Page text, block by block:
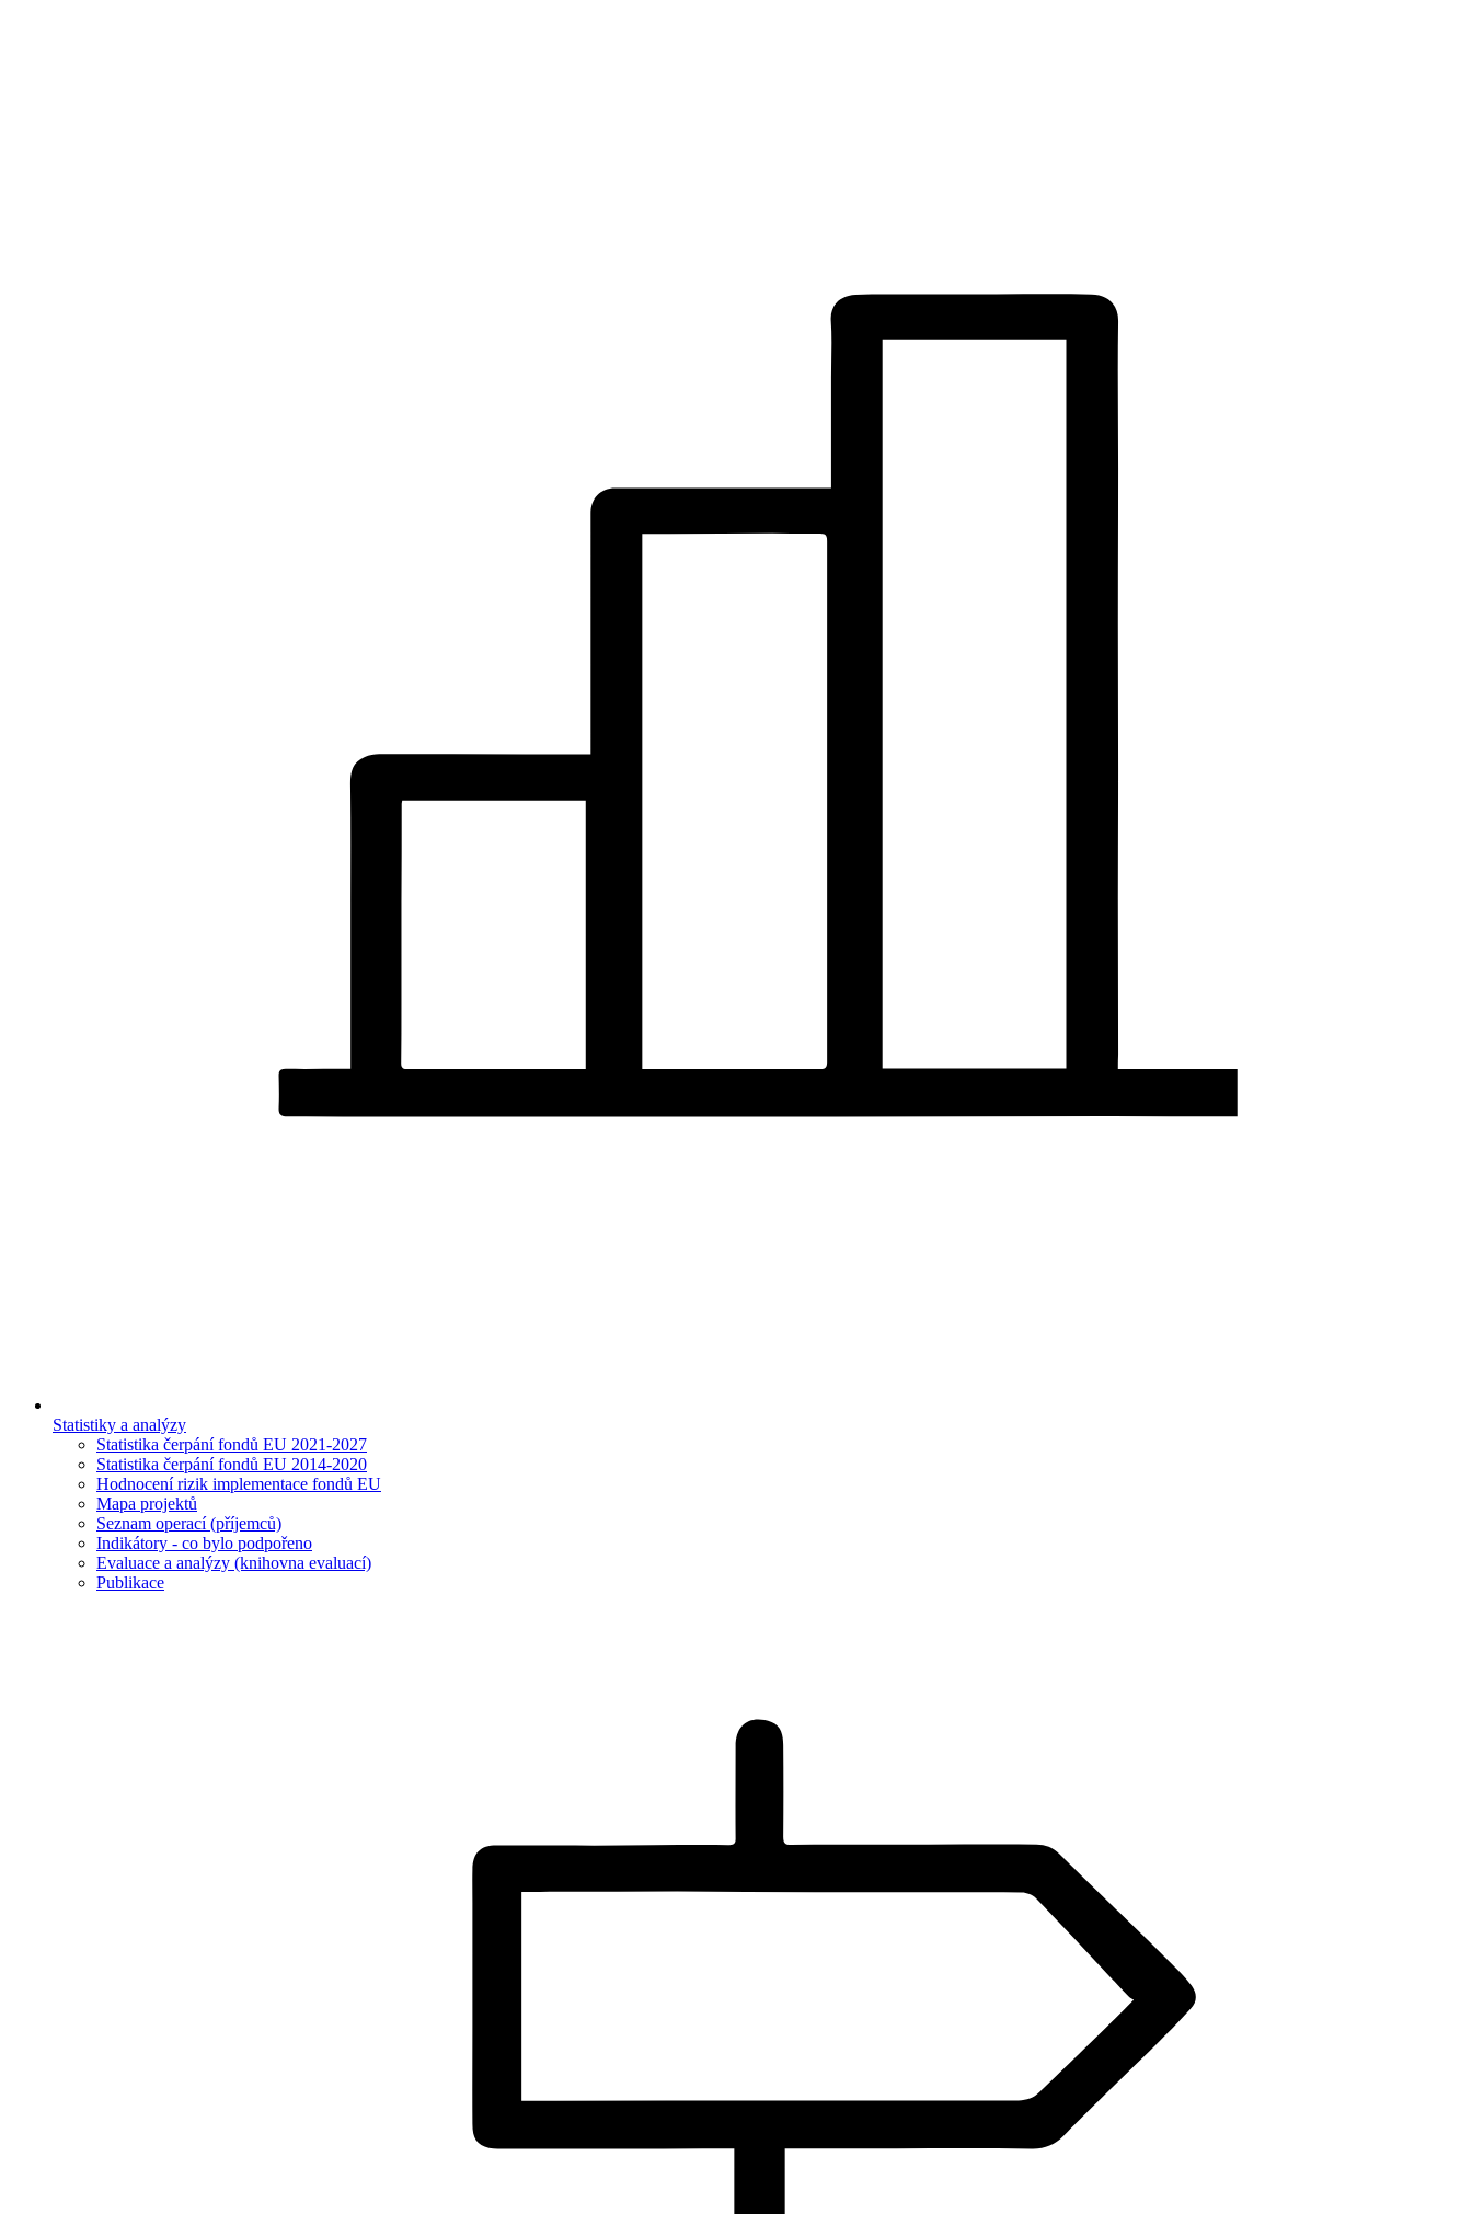
Statistiky a analýzy
Statistika čerpání fondů EU 2021-2027
Statistika čerpání fondů EU 2014-2020
Hodnocení rizik implementace fondů EU
Mapa projektů
Seznam operací (příjemců)
Indikátory - co bylo podpořeno
Evaluace a analýzy (knihovna evaluací)
Publikace